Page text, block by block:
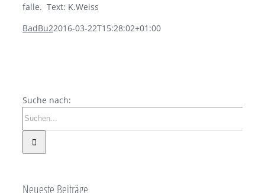
falle. Text: K.Weiss
BadBu22016-03-22T15:28:02+01:00
Suche nach:
Neueste Beiträge